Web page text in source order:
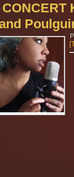
CONCERT